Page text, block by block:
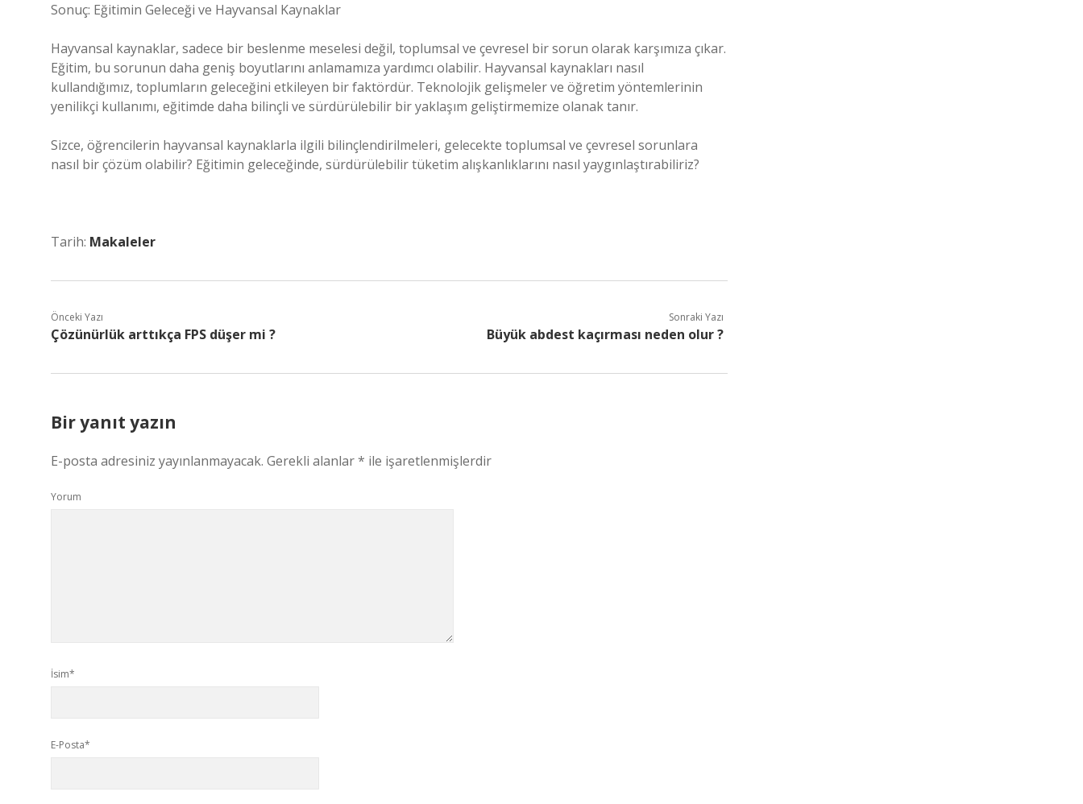
Sonuç: Eğitimin Geleceği ve Hayvansal Kaynaklar
Hayvansal kaynaklar, sadece bir beslenme meselesi değil, toplumsal ve çevresel bir sorun olarak karşımıza çıkar.
Eğitim, bu sorunun daha geniş boyutlarını anlamamıza yardımcı olabilir. Hayvansal kaynakları nasıl
kullandığımız, toplumların geleceğini etkileyen bir faktördür. Teknolojik gelişmeler ve öğretim yöntemlerinin
yenilikçi kullanımı, eğitimde daha bilinçli ve sürdürülebilir bir yaklaşım geliştirmemize olanak tanır.
Sizce, öğrencilerin hayvansal kaynaklarla ilgili bilinçlendirilmeleri, gelecekte toplumsal ve çevresel sorunlara
nasıl bir çözüm olabilir? Eğitimin geleceğinde, sürdürülebilir tüketim alışkanlıklarını nasıl yaygınlaştırabiliriz?
Tarih: Makaleler
Önceki Yazı
Çözünürlük arttıkça FPS düşer mi ?
Sonraki Yazı
Büyük abdest kaçırması neden olur ?
Bir yanıt yazın
E-posta adresiniz yayınlanmayacak. Gerekli alanlar* ile işaretlenmişlerdir
Yorum
İsim*
E-Posta*